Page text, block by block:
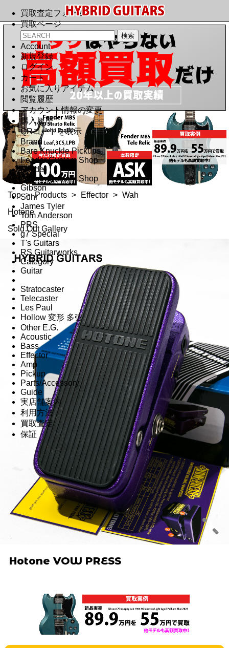
買取査定フォーム
買取ページ
Account
新規登録
ログイン
カート
お気に入りアイテム
閲覧履歴
アカウント情報の変更
購入履歴
QRコードを表示
Brand
Bare Knuckle Pickups
Fender Custom Shop
Fender
Gibson Custom Shop
Gibson
Suhr
James Tyler
Tom Anderson
PRS
g7 Special
T's Guitars
RS Guitarworks
Category
Guitar
Stratocaster
Telecaster
Les Paul
Hollow 変形 多弦
Other E.G.
Acoustic
Bass
Effector
Amp
Pickup
Parts/Accessory
Guide
実店舗案内
利用方法
買取査定
保証
Top > Products > Effector > Wah
Hotone
Sold Out Gallery
Hotone VOW PRESS